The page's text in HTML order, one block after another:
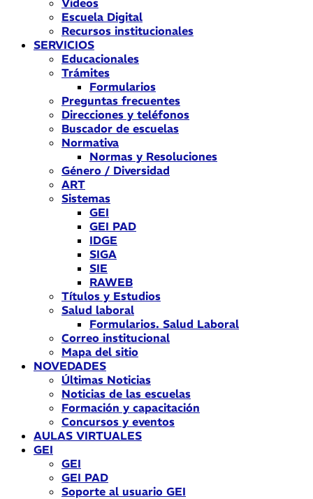
Videos
Escuela Digital
Recursos institucionales
SERVICIOS
Educacionales
Trámites
Formularios
Preguntas frecuentes
Direcciones y teléfonos
Buscador de escuelas
Normativa
Normas y Resoluciones
Género / Diversidad
ART
Sistemas
GEI
GEI PAD
IDGE
SIGA
SIE
RAWEB
Títulos y Estudios
Salud laboral
Formularios. Salud Laboral
Correo institucional
Mapa del sitio
NOVEDADES
Últimas Noticias
Noticias de las escuelas
Formación y capacitación
Concursos y eventos
AULAS VIRTUALES
GEI
GEI
GEI PAD
Soporte al usuario GEI